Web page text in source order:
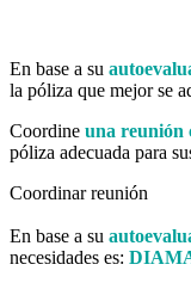
En base a su
la póliza que mejor se
Coordine una reunión
póliza adecuada para
Coordinar reunión
En base a su
necesidades es: